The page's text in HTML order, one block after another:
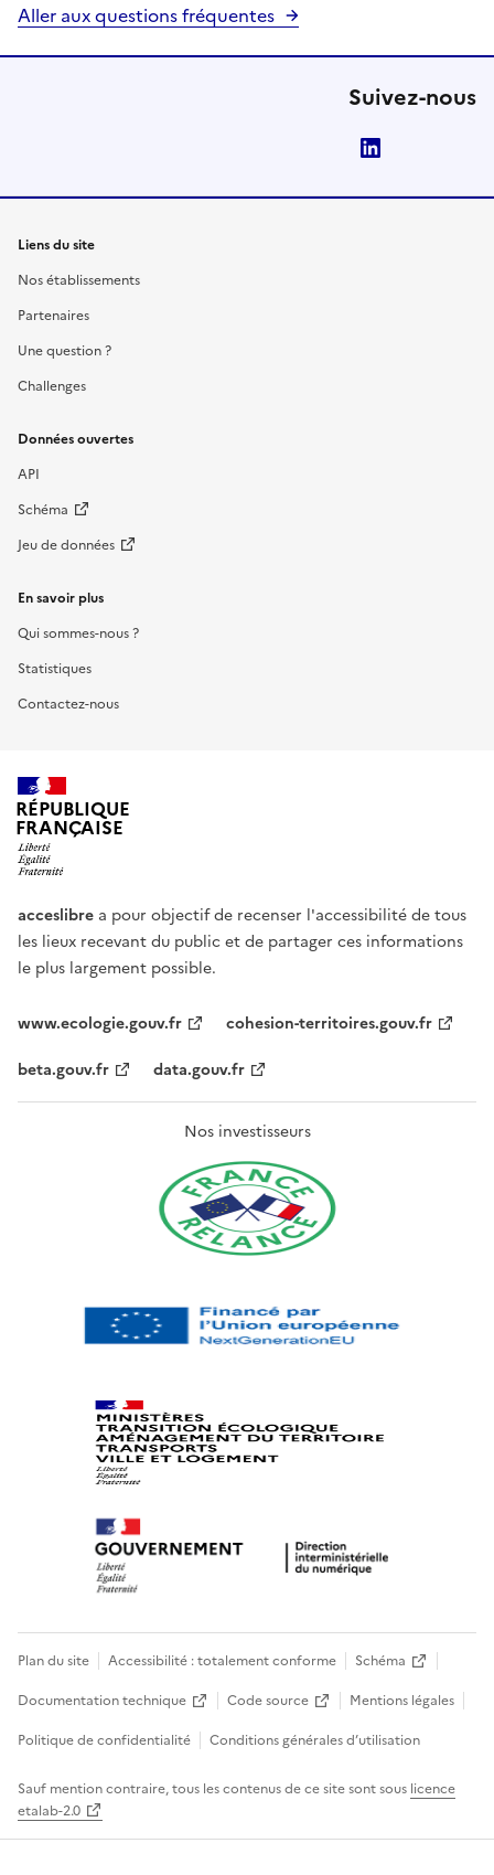
Aller aux questions fréquentes
Suivez-nous
Liens du site
Nos établissements
Partenaires
Une question ?
Challenges
Données ouvertes
API
Schéma
Jeu de données
En savoir plus
Qui sommes-nous ?
Statistiques
Contactez-nous
RÉPUBLIQUE
FRANÇAISE
acceslibre a pour objectif de recenser l'accessibilité de tous
les lieux recevant du public et de partager ces informations
le plus largement possible.
www.ecologie.gouv.fr
cohesion-territoires.gouv.fr
beta.gouv.fr
data.gouv.fr
Nos investisseurs
Plan du site Accessibilité : totalement conforme
Schéma
Documentation technique
Code source
Mentions légales
Politique de confidentialité
Conditions générales d’utilisation
Sauf mention contraire, tous les contenus de ce site sont sous licence
etalab-2.0